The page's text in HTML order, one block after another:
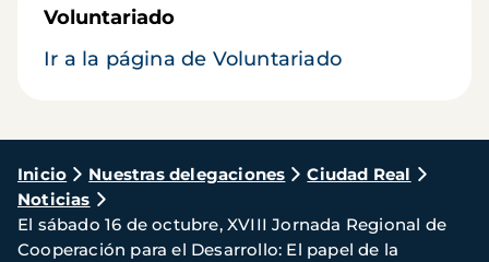
Voluntariado
Ir a la página de Voluntariado
Ruta
de
navegación
Inicio Nuestras delegaciones
Ciudad Real
Noticias
El sábado 16 de octubre, XVIII Jornada Regional de
Cooperación para el Desarrollo: El papel de la